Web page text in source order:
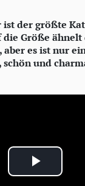
ist der größte
die Größe
aber es ist nur
schön und
P